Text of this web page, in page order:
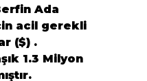
Ada
acil gerekli
($) .
1.3 Milyon